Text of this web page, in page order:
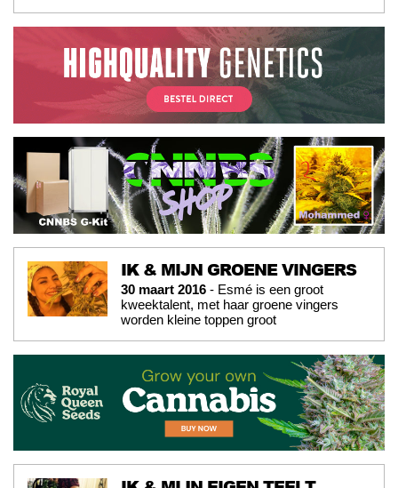
IK & MIJN GROENE VINGERS
30 maart 2016 - Esmé is een groot
kweektalent, met haar groene vingers
worden kleine toppen groot